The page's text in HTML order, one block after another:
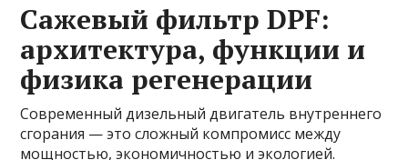
Сажевый фильтр DPF:
архитектура, функции и
физика регенерации
Современный дизельный двигатель внутреннего
сгорания — это сложный компромисс между
мощностью, экономичностью и экологией.